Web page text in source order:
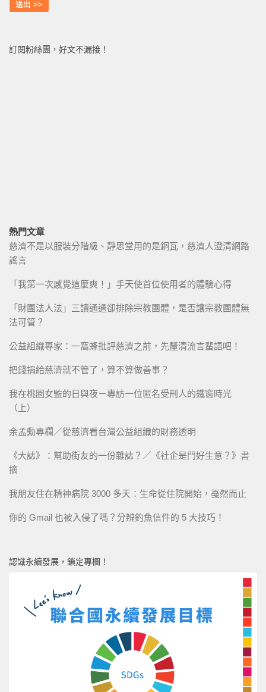
訂閱粉絲團，好文不漏接！
熱門文章
慈濟不是以服裝分階級、靜思堂用的是銅瓦，慈濟人澄清網路
謠言
「我第一次感覺這麼爽！」手天使首位使用者的體驗心得
「財團法人法」三讀通過卻排除宗教團體，是否讓宗教團體無
法可管？
公益組織專家：一窩蜂批評慈濟之前，先釐清流言蜚語吧！
把錢捐給慈濟就不管了，算不算做善事？
我在桃園女監的日與夜－專訪一位匿名受刑人的鐵窗時光
（上）
余孟勳專欄／從慈濟看台灣公益組織的財務透明
《大誌》：幫助街友的一份雜誌？／《社企是門好生意？》書
摘
我朋友住在精神病院 3000 多天：生命從住院開始，戞然而止
你的 Gmail 也被入侵了嗎？分辨釣魚信件的 5 大技巧！
認識永續發展，鎖定專欄！